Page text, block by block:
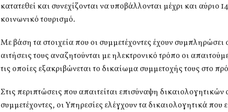
κατατεθεί και συνεχίζονται να υποβάλλονται μέχρι και αύριο
κοινωνικό τουρισμό.
Με βάση τα στοιχεία που οι συμμετέχοντες έχουν συμπληρώσει
αιτήσεις τους αναζητούνται με ηλεκτρονικό τρόπο οι
τις οποίες εξακριβώνεται το δικαίωμα συμμετοχής τους στο
Στις περιπτώσεις που απαιτείται επισύναψη δικαιολογητικών
συμμετέχοντες, οι Υπηρεσίες ελέγχουν τα δικαιολογητικά που